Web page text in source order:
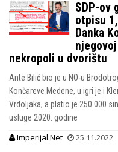
SDP-ov
otpisu
Danka
nekropoli u dvorištu
Ante Bilić bio je u NO-u
Končareve Medene, u igri je i
Vrdoljaka, a platio je 250.000
usluge 2020. godine
Imperijal.Net 25.11.2022